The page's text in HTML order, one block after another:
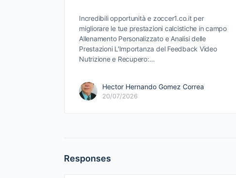
Incredibili opportunità e zoccer1.co.it per
migliorare le tue prestazioni calcistiche in campo
Allenamento Personalizzato e Analisi delle
Prestazioni L'Importanza del Feedback Video
Nutrizione e Recupero:…
Hector Hernando Gomez Correa
20/07/2026
Responses